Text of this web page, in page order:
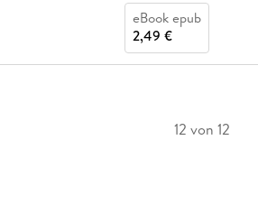
eBook epub
2,49 €
12 von 12